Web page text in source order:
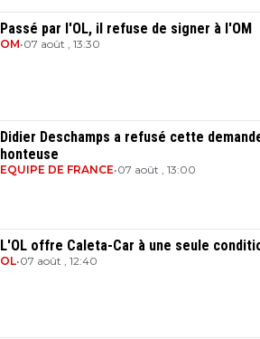
Passé par l'OL, il refuse de signer à l'OM
OM•07 août , 13:30
Didier Deschamps a refusé cette
honteuse
EQUIPE DE FRANCE•07 août , 13:00
L'OL offre Caleta-Car à une seule
OL•07 août , 12:40